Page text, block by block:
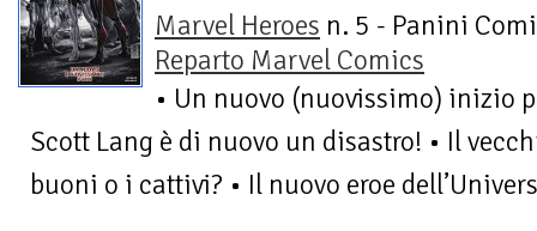
Marvel Heroes n. 5 - Panini
Reparto Marvel Comics
• Un nuovo (nuovissimo) inizio
Scott Lang è di nuovo un disastro! • Il
buoni o i cattivi? • Il nuovo eroe